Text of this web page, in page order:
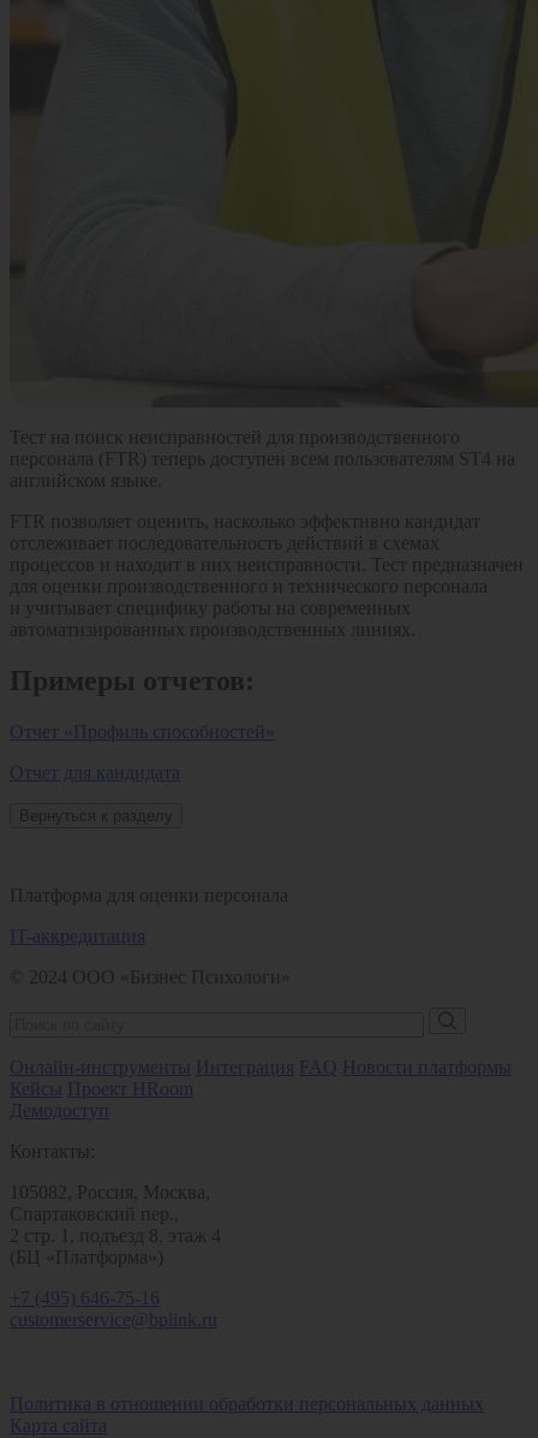
Тест на поиск неисправностей для производственного
персонала (FTR) теперь доступен всем пользователям ST4 на
английском языке.
FTR позволяет оценить, насколько эффективно кандидат
отслеживает последовательность действий в схемах
процессов и находит в них неисправности. Тест предназначен
для оценки производственного и технического персонала
и учитывает специфику работы на современных
автоматизированных производственных линиях.
Примеры отчетов:
Отчет «Профиль способностей»
Отчет для кандидата
Вернуться к разделу
Платформа для оценки персонала
IT-аккредитация
© 2024 ООО «Бизнес Психологи»
Онлайн-инструменты Интеграция FAQ Новости платформы
Кейсы Проект HRoom
Демодоступ
Контакты:
105082, Россия, Москва,
Спартаковский пер.,
2 стр. 1, подъезд 8, этаж 4
(БЦ «Платформа»)
+7 (495) 646-75-16
customerservice@bplink.ru
Политика в отношении обработки персональных данных
Карта сайта